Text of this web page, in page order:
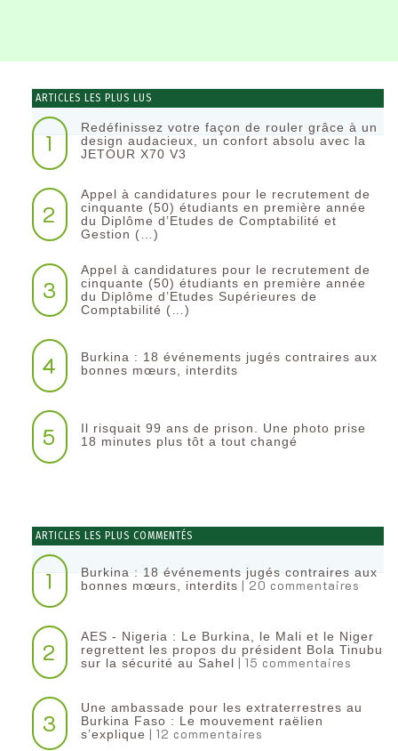
ARTICLES LES PLUS LUS
1
Redéfinissez votre façon de rouler grâce à un
design audacieux, un confort absolu avec la
JETOUR X70 V3
2
Appel à candidatures pour le recrutement de
cinquante (50) étudiants en première année
du Diplôme d’Etudes de Comptabilité et
Gestion (…)
3
Appel à candidatures pour le recrutement de
cinquante (50) étudiants en première année
du Diplôme d’Etudes Supérieures de
Comptabilité (…)
4
Burkina : 18 événements jugés contraires aux
bonnes mœurs, interdits
5
Il risquait 99 ans de prison. Une photo prise
18 minutes plus tôt a tout changé
ARTICLES LES PLUS COMMENTÉS
1
Burkina : 18 événements jugés contraires aux
bonnes mœurs, interdits | 20 commentaires
2
AES - Nigeria : Le Burkina, le Mali et le Niger
regrettent les propos du président Bola Tinubu
sur la sécurité au Sahel | 15 commentaires
3
Une ambassade pour les extraterrestres au
Burkina Faso : Le mouvement raëlien
s’explique | 12 commentaires